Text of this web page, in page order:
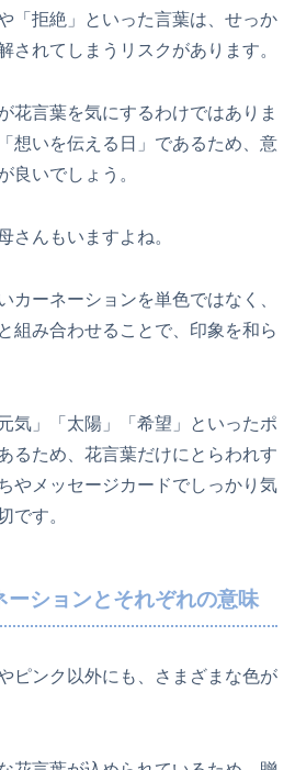
「拒絶」といった言葉は、せっか
されてしまうリスクがあります。
花言葉を気にするわけではありま
想いを伝える日」であるため、意
良いでしょう。
さんもいますよね。
カーネーションを単色ではなく、
組み合わせることで、印象を和ら
気」「太陽」「希望」といったポ
るため、花言葉だけにとらわれす
やメッセージカードでしっかり気
です。
ーションとそれぞれの意味
ピンク以外にも、さまざまな色が